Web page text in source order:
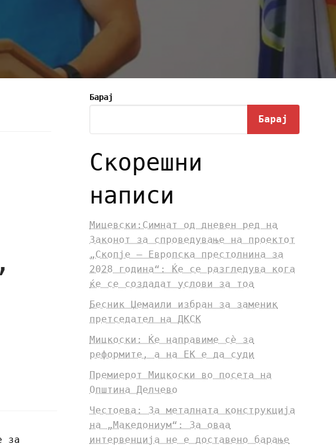
за
Барај
Барај
Скорешни
написи
Мицевски:Симнат од дневен ред на
Законот за спроведување на проектот
„Скопје – Европска престолнина за
2028 година“: Ќе се разгледува кога
ќе се создадат услови за тоа
Бесник Џемаили избран за заменик
претседател на ДКСК
Мицкоски: Ќе направиме сè за
реформите, а на ЕК е да суди
Премиерот Мицкоски во посета на
Општина Делчево
Честоева: За металната конструкција
на „Македониум“: За оваа
интервенција не е доставено барање